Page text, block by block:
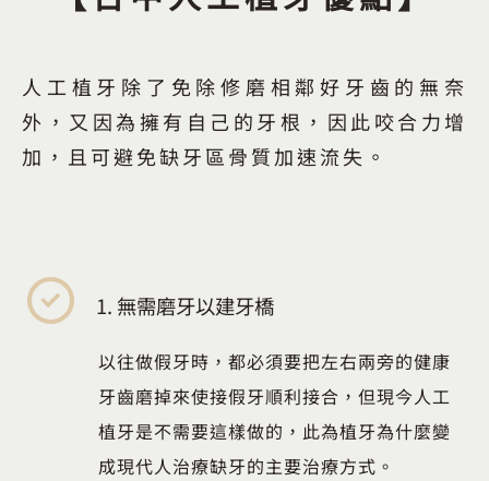
人工植牙除了免除修磨相鄰好牙齒的無奈
外，又因為擁有自己的牙根，因此咬合力增
加，且可避免缺牙區骨質加速流失。
1. 無需磨牙以建牙橋
以往做假牙時，都必須要把左右兩旁的健康
牙齒磨掉來使接假牙順利接合，但現今人工
植牙是不需要這樣做的，此為植牙為什麼變
成現代人治療缺牙的主要治療方式。